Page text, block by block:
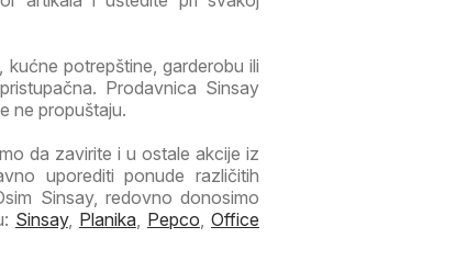
potrepštine, garderobu ili
Prodavnica Sinsay
ne propuštaju.
da zavirite i u ostale akcije iz
uporediti ponude različitih
Sinsay, redovno donosimo
Sinsay, Planika, Pepco ,Office